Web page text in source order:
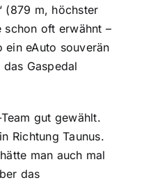
(879 m, höchster
schon oft erwähnt –
ein eAuto souverän
Gaspedal
gut gewählt.
Richtung Taunus.
man auch mal
das